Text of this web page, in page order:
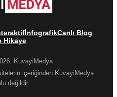
İnfografikCanlı Blog
Hikaye
KuvayiMedya
içeriğinden KuvayiMedya
değildir.